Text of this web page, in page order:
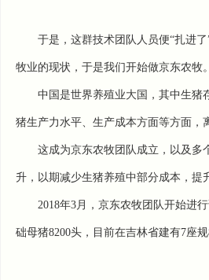
于是，这群技术团队人员便“扎进
牧业的现状，于是我们开始做京东农牧
中国是世界养殖业大国，其中生猪
猪生产力水平、生产成本方面等方面，
这成为京东农牧团队成立，以及多
升，以期减少生猪养殖中部分成本，提
2018年3月，京东农牧团队开始进
础母猪8200头，目前在吉林省建有7座